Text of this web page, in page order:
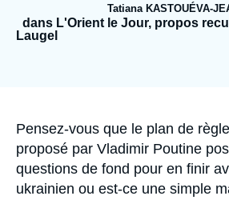
Tatiana KASTOUÉVA-
dans L'Orient le Jour, propos
Laugel
Accroche
Pensez-vous que le plan de
proposé par Vladimir Poutine
questions de fond pour en finir
ukrainien ou est-ce une simple